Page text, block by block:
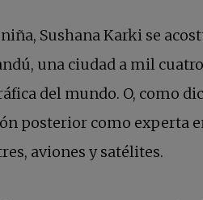
Sushana Karki se
una ciudad a mil
del mundo. O, como
posterior como experta
aviones y satélites.